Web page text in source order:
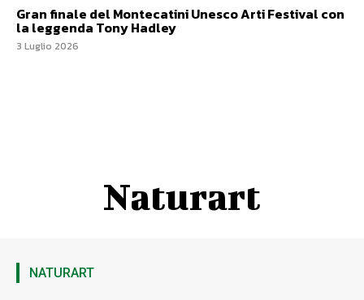
Gran finale del Montecatini Unesco Arti Festival con
la leggenda Tony Hadley
3 Luglio 2026
Naturart
NATURART